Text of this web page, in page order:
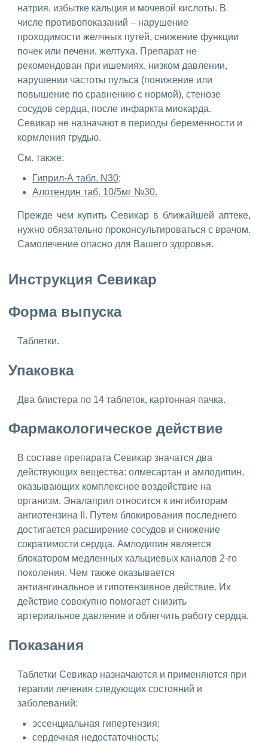
натрия, избытке кальция и мочевой кислоты. В
числе противопоказаний – нарушение
проходимости желчных путей, снижение функции
почек или печени, желтуха. Препарат не
рекомендован при ишемиях, низком давлении,
нарушении частоты пульса (понижение или
повышение по сравнению с нормой), стенозе
сосудов сердца, после инфаркта миокарда.
Севикар не назначают в периоды беременности и
кормления грудью.
См. также:
Гиприл-А табл. N30;
Алотендин таб. 10/5мг №30.
Прежде чем купить Севикар в ближайшей аптеке,
нужно обязательно проконсультироваться с врачом.
Самолечение опасно для Вашего здоровья.
Инструкция Севикар
Форма выпуска
Таблетки.
Упаковка
Два блистера по 14 таблеток, картонная пачка.
Фармакологическое действие
В составе препарата Севикар значатся два
действующих вещества: олмесартан и амлодипин,
оказывающих комплексное воздействие на
организм. Эналаприл относится к ингибиторам
ангиотензина II. Путем блокирования последнего
достигается расширение сосудов и снижение
сократимости сердца. Амлодипин является
блокатором медленных кальциевых каналов 2-го
поколения. Чем также оказывается
антиангинальное и гипотензивное действие. Их
действие совокупно помогает снизить
артериальное давление и облегчить работу сердца.
Показания
Таблетки Севикар назначаются и применяются при
терапии лечения следующих состояний и
заболеваний:
эссенциальная гипертензия;
сердечная недостаточность;